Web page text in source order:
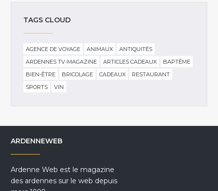
TAGS CLOUD
AGENCE DE VOYAGE ANIMAUX
ANTIQUITÉS
ARDENNES TV-MAGAZINE
ARTICLES CADEAUX
BAPTÊME
BIEN-ÊTRE
BRICOLAGE CADEAUX
RESTAURANT
SPORTS
VIN
ARDENNEWEB
Ardenne Web est le magazine
des ardennes sur le web depuis